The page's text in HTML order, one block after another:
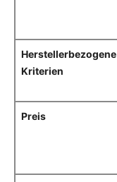
Herstellerbezogene
Kriterien
Preis